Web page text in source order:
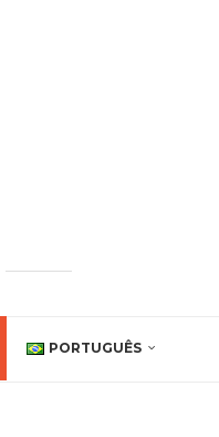
PORTUGUÊS